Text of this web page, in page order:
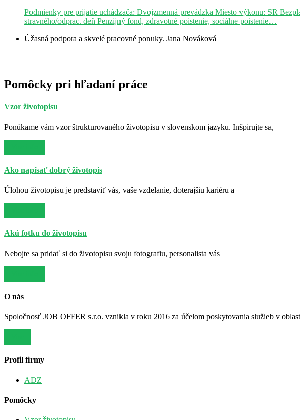
Podmienky pre prijatie uchádzača: Dvojzmenná prevádzka Miesto výkonu: SR
stravného/odprac. deň Penzijný fond, zdravotné poistenie, sociálne poistenie…
Úžasná podpora a skvelé pracovné ponuky. Jana Nováková
Pomôcky pri hľadaní práce
Vzor životopisu
Ponúkame vám vzor štrukturovaného životopisu v slovenskom jazyku. Inšpirujte sa,
Ako napísať dobrý životopis
Úlohou životopisu je predstaviť vás, vaše vzdelanie, doterajšiu kariéru a
Akú fotku do životopisu
Nebojte sa pridať si do životopisu svoju fotografiu, personalista vás
O nás
Spoločnosť JOB OFFER s.r.o. vznikla v roku 2016 za účelom poskytovania služieb v
Profil firmy
ADZ
Pomôcky